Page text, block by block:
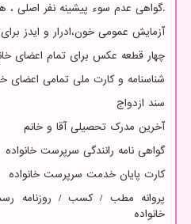
.گواهی عدم سوء پیشینه نفر اصلی ، همسر
آزمایش عمومی خون،ادرار و ایدز
چهار قطعه عکس برای تمام اعضای خانواده با
شناسنامه و کارت ملی تمامی اعضای
سند ازدواج
آخرین مدرک تحصیلی آقا و خانم
گواهی نامه رانندگی سرپرست خانواده
کارت پایان خدمت سرپرست خانواده
پروانه مطب / کسب / روزنامه
خانواده